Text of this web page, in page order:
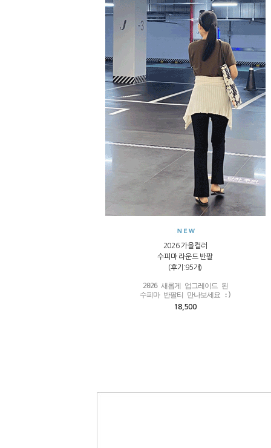
2026 가을컬러
수피마 라운드 반팔
(후기:95개)
2026 새롭게 업그레이드 된
수피마 반팔티 만나보세요 :)
18,500